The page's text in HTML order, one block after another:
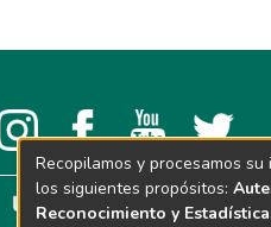
Recopilamos y procesamos
los siguientes propósitos:
Reconocimiento y